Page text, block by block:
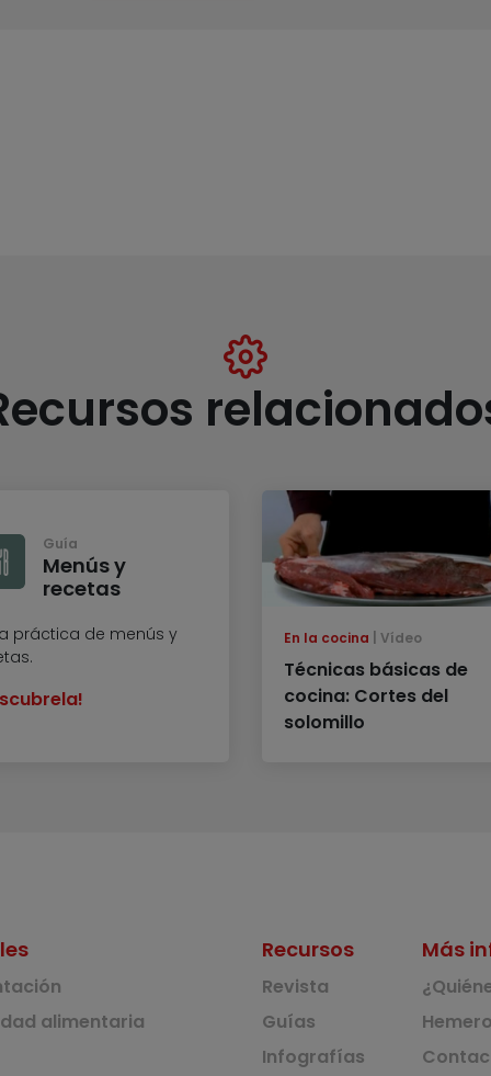
Guía
Menús y
recetas
práctica de menús y
En la cocina Vídeo
Técnicas básicas de
cocina: Cortes del
solomillo
alimentaria
Recursos
Revista
Guías
Infografías
Más